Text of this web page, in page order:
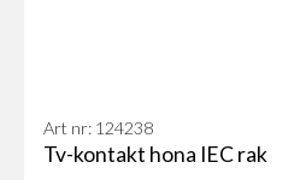
Art nr: 124238
Tv-kontakt hona IEC rak